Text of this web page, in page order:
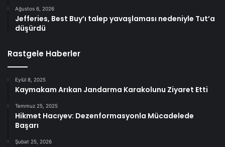
Ağustos 6, 2026
Jefferies, Best Buy’ı talep yavaşlaması nedeniyle Tut’a
düşürdü
Rastgele Haberler
Eylül 8, 2025
Kaymakam Arıkan Jandarma Karakolunu Ziyaret Etti
Temmuz 25, 2025
Hikmet Hacıyev: Dezenformasyonla Mücadelede
Başarı
Şubat 25, 2026